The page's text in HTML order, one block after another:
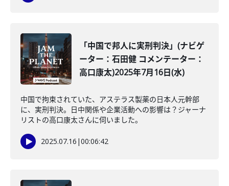
「中国で邦人に実刑判決」(ナビゲ
ーター：石田健 コメンテーター：
高口康太)2025年7月16日(水)
中国で拘束されていた、アステラス製薬の日本人元幹部
に、実刑判決。日中関係や企業活動への影響は？ジャーナ
リストの高口康太さんに伺いました。
2025.07.16 |00:06:42